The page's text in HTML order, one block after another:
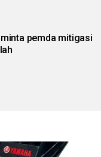
pemda mitigasi